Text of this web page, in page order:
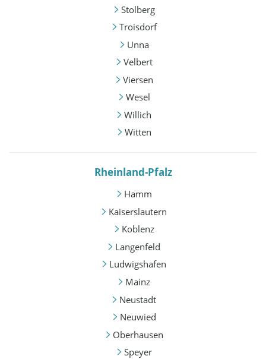
Stolberg
Troisdorf
Unna
Velbert
Viersen
Wesel
Willich
Witten
Rheinland-Pfalz
Hamm
Kaiserslautern
Koblenz
Langenfeld
Ludwigshafen
Mainz
Neustadt
Neuwied
Oberhausen
Speyer